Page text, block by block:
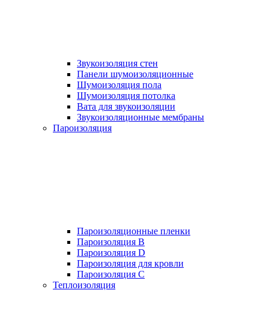
Звукоизоляция стен
Панели шумоизоляционные
Шумоизоляция пола
Шумоизоляция потолка
Вата для звукоизоляции
Звукоизоляционные мембраны
Пароизоляция
Пароизоляционные пленки
Пароизоляция B
Пароизоляция D
Пароизоляция для кровли
Пароизоляция С
Теплоизоляция